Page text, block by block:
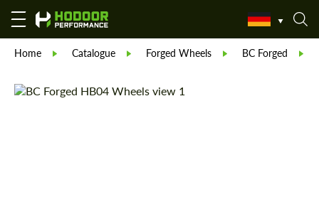
Home Catalogue Forged Wheels BC Forged